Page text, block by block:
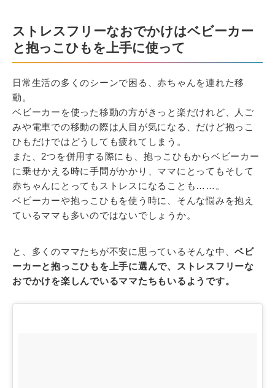
ストレスフリーなおでかけはベビーカー
と抱っこひもを上手に使って
日常生活の多くのシーンで困る、赤ちゃんを連れた移
動。
ベビーカーを使った移動の方がきっと楽だけれど、人ご
みや電車での移動の際は人目が気になる、だけど抱っこ
ひもだけではどうしても疲れてしまう。
また、2つを併用する際にも、抱っこひもからベビーカー
に乗せかえる時に手間がかかり、ママにとってもそして
赤ちゃんにとってもストレスになることも……。
ベビーカーや抱っこひもを使う時に、そんな悩みを抱え
ているママも多いのではないでしょうか。
と、多くのママたちが不安に思っているそんな中、ベビ
ーカーと抱っこひもを上手に選んで、ストレスフリーな
おでかけを楽しんでいるママたちもいるようです。